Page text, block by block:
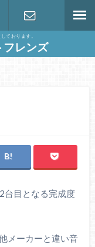
ております。
フレンズ
お問合せ
台目となる完成度
メーカーと違い音